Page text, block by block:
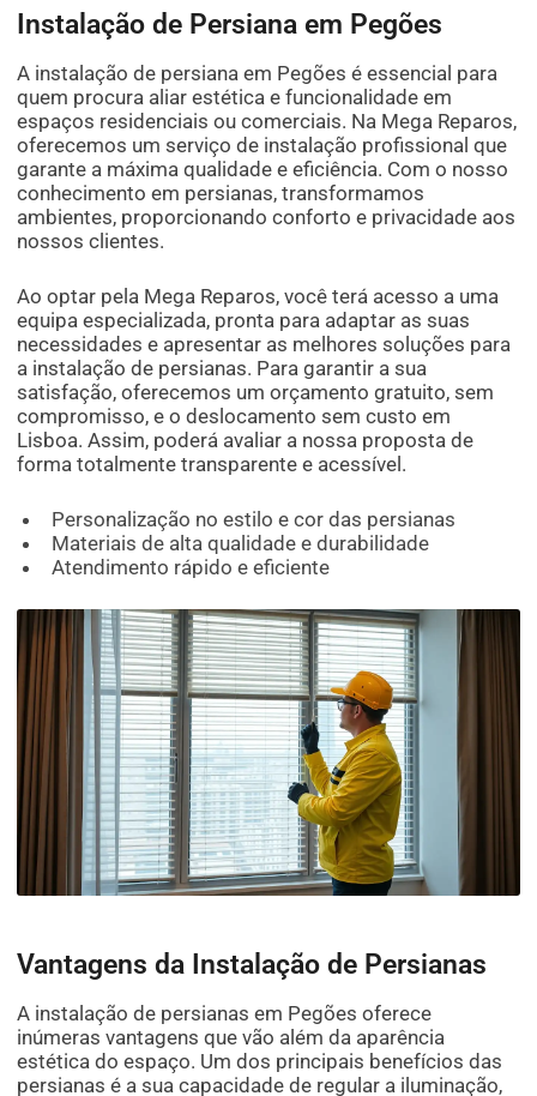
Instalação de Persiana em Pegões
A instalação de persiana em Pegões é essencial para
quem procura aliar estética e funcionalidade em
espaços residenciais ou comerciais. Na Mega Reparos,
oferecemos um serviço de instalação profissional que
garante a máxima qualidade e eficiência. Com o nosso
conhecimento em persianas, transformamos
ambientes, proporcionando conforto e privacidade aos
nossos clientes.
Ao optar pela Mega Reparos, você terá acesso a uma
equipa especializada, pronta para adaptar as suas
necessidades e apresentar as melhores soluções para
a instalação de persianas. Para garantir a sua
satisfação, oferecemos um orçamento gratuito, sem
compromisso, e o deslocamento sem custo em
Lisboa. Assim, poderá avaliar a nossa proposta de
forma totalmente transparente e acessível.
Personalização no estilo e cor das persianas
Materiais de alta qualidade e durabilidade
Atendimento rápido e eficiente
Vantagens da Instalação de Persianas
A instalação de persianas em Pegões oferece
inúmeras vantagens que vão além da aparência
estética do espaço. Um dos principais benefícios das
persianas é a sua capacidade de regular a iluminação,